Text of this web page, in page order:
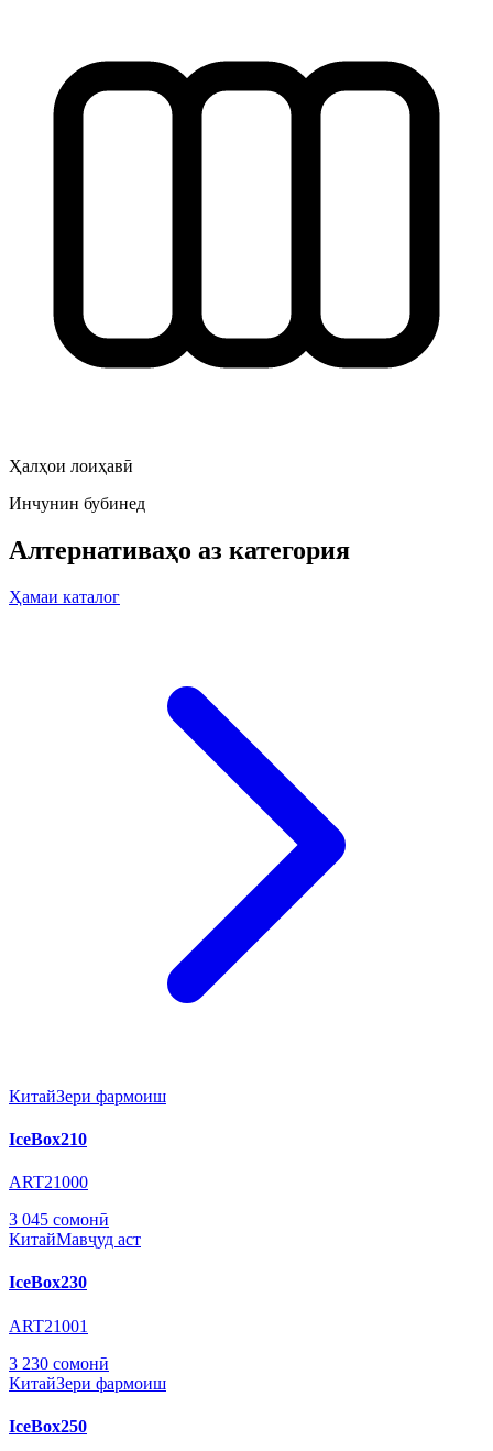
Ҳалҳои лоиҳавӣ
Инчунин бубинед
Алтернативаҳо аз категория
Ҳамаи каталог
КитайЗери фармоиш
IceBox210
ART21000
3 045 сомонӣ
КитайМавҷуд аст
IceBox230
ART21001
3 230 сомонӣ
КитайЗери фармоиш
IceBox250